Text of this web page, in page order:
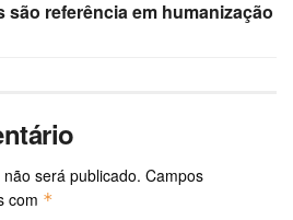
são referência em humanização
será publicado. Campos
com *